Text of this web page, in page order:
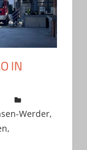
IN
Werder,
,